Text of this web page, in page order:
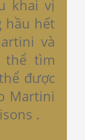
khai vị
hầu hết
và
thể tìm
được
Martini
.